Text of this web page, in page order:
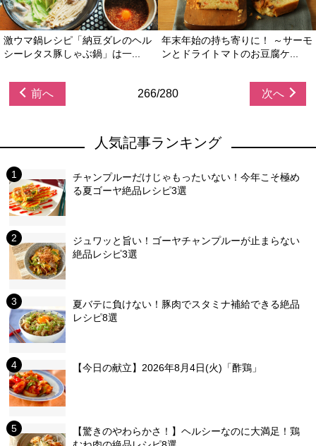
激ウマ鍋レシピ「納豆ダレのヘル
シーレタス豚しゃぶ鍋」は一...
年末年始の持ち寄りに！ ～サーモ
ンとドライトマトのお豆腐ケ...
前へ 266/280 次へ
人気記事ランキング
チャンプルーだけじゃもったいない！今年こそ極め
る夏ゴーヤ絶品レシピ3選
ジュワッと旨い！ゴーヤチャンプルーが止まらない
絶品レシピ3選
夏バテに負けない！豚肉でスタミナ補給できる絶品
レシピ8選
【今日の献立】2026年8月4日(火)「酢鶏」
【驚きのやわらかさ！】ヘルシーなのに大満足！鶏